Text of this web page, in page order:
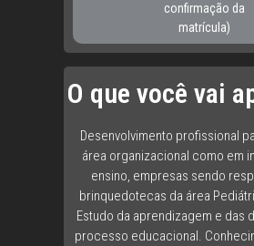
confirmação da
matrícula)
O que você vai
Desenvolvimento profissional
área organizacional como em
ensino, empresas sendo
brinquedotecas da área
Estudo da aprendizagem e das
processo educacional.